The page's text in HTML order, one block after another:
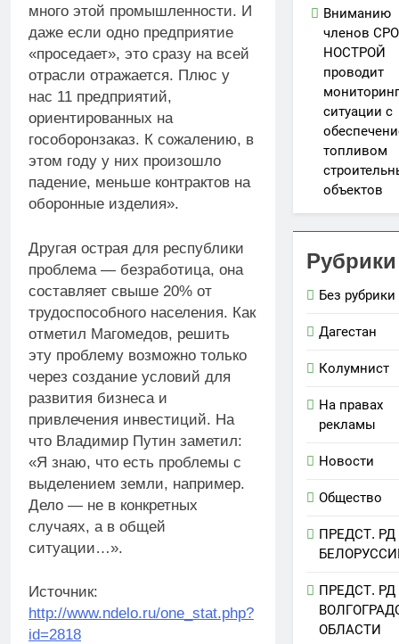
много этой промышленности. И
даже если одно предприятие
«проседает», это сразу на всей
отрасли отражается. Плюс у
нас 11 предприятий,
ориентированных на
гособоронзаказ. К сожалению, в
этом году у них произошло
падение, меньше контрактов на
оборонные изделия».
Другая острая для республики
проблема — безработица, она
составляет свыше 20% от
трудоспособного населения. Как
отметил Магомедов, решить
эту проблему возможно только
через создание условий для
развития бизнеса и
привлечения инвестиций. На
что Владимир Путин заметил:
«Я знаю, что есть проблемы с
выделением земли, например.
Дело — не в конкретных
случаях, а в общей
ситуации…».
Источник:
http://www.ndelo.ru/one_stat.php?
id=2818
Вниманию
членов
НОСТРОЙ
проводит
мониторинг
ситуации с
топливом
объектов
Рубрики
Без рубрики
Дагестан
Колумнист
На правах
рекламы
Новости
Общество
ПРЕДСТ. РД
ПРЕДСТ. РД
ОБЛАСТИ